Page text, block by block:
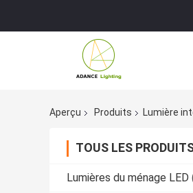
Aperçu Produits Lumière
TOUS LES
Lumières du ménage LED